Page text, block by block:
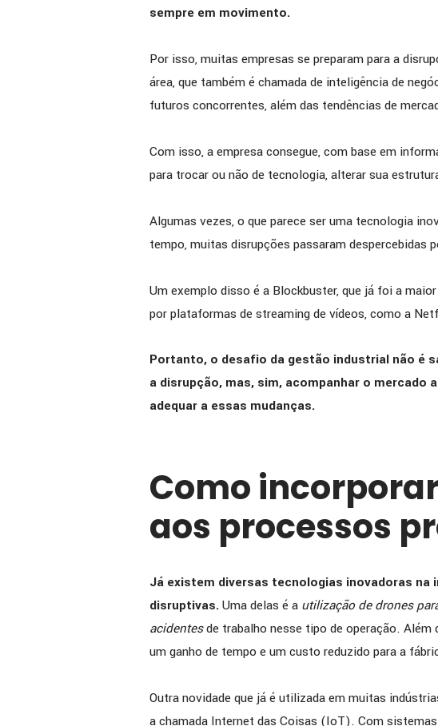
sempre em movimento.
Por isso, muitas empresas se preparam para a
área, que também é chamada de inteligência de
futuros concorrentes, além das tendências de
Com isso, a empresa consegue, com base em
para trocar ou não de tecnologia, alterar sua
Algumas vezes, o que parece ser uma tecnologia
tempo, muitas disrupções passaram despercebidas
Um exemplo disso é a Blockbuster, que já foi a
por plataformas de streaming de vídeos, como a
Portanto, o desafio da gestão industrial não é
a disrupção, mas, sim, acompanhar o mercado
adequar a essas mudanças.
Como
aos processos
Já existem diversas tecnologias inovadoras na
disruptivas.Uma delas é a utilização de drones
acidentesde trabalho nesse tipo de operação.
um ganho de tempo e um custo reduzido para a
Outra novidade que já é utilizada em muitas
a chamada Internet das Coisas (IoT). Com